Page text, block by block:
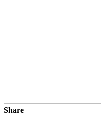
Share